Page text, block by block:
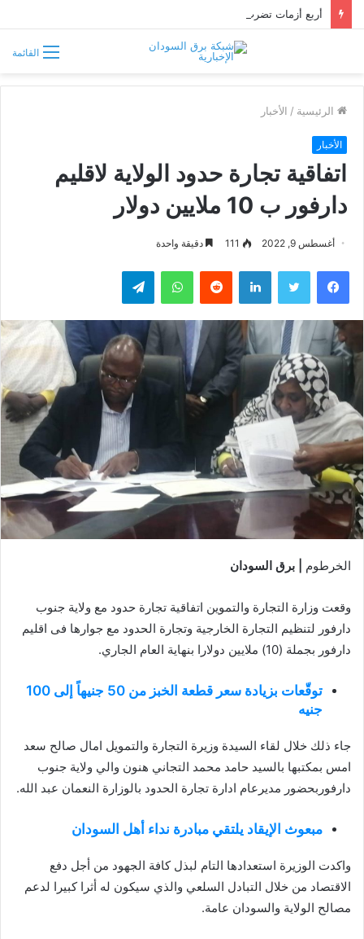
القائمة
الرئيسية / الأخبار
الأخبار
اتفاقية تجارة حدود الولاية لاقليم
دارفور ب 10 ملايين دولار
أغسطس 9, 2022 111 دقيقة واحدة
فيسبوك تويتر لينكدإن واتساب تيلقرام
الخرطوم | برق السودان
وقعت وزارة التجارة والتموين اتفاقية تجارة حدود مع ولاية جنوب
دارفور لتنظيم التجارة الخارجية وتجارة الحدود مع جوارها فى اقليم
دارفور بجملة (10) ملايين دولارا بنهاية العام الجاري.
توقّعات بزيادة سعر قطعة الخبز من 50 جنيهاً إلى 100
جنيه
جاء ذلك خلال لقاء السيدة وزيرة التجارة والتمويل امال صالح سعد
امس بمكتبها بالسيد حامد محمد التجاني هنون والي ولاية جنوب
دارفوربحضور مديرعام ادارة تجارة الحدود بالوزارة النعمان عبد الله.
مبعوث الإيقاد يلتقي مبادرة نداء أهل السودان
واكدت الوزيرة استعدادها التام لبذل كافة الجهود من أجل دفع
الاقتصاد من خلال التبادل السلعي والذي سيكون له أثرا كبيرا لدعم
مصالح الولاية والسودان عامة.